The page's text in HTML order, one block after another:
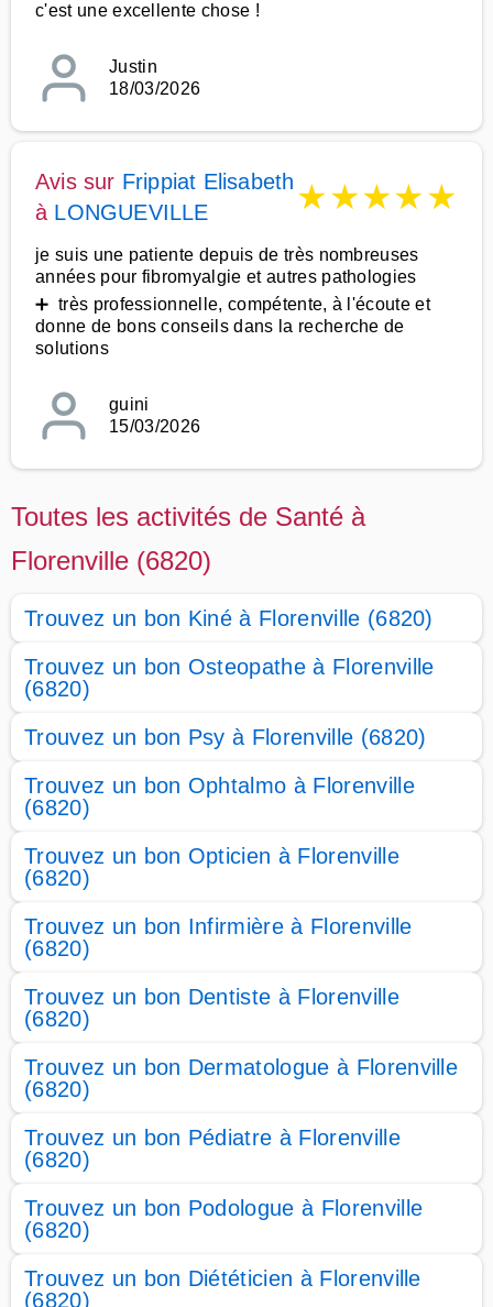
c'est une excellente chose !
Justin
18/03/2026
Avis sur Frippiat Elisabeth
à LONGUEVILLE ★★★★★
je suis une patiente depuis de très nombreuses
années pour fibromyalgie et autres pathologies
➕ très professionnelle, compétente, à l'écoute et
donne de bons conseils dans la recherche de
solutions
guini
15/03/2026
Toutes les activités de Santé à
Florenville (6820)
Trouvez un bon Kiné à Florenville (6820)
Trouvez un bon Osteopathe à Florenville
(6820)
Trouvez un bon Psy à Florenville (6820)
Trouvez un bon Ophtalmo à Florenville
(6820)
Trouvez un bon Opticien à Florenville
(6820)
Trouvez un bon Infirmière à Florenville
(6820)
Trouvez un bon Dentiste à Florenville
(6820)
Trouvez un bon Dermatologue à Florenville
(6820)
Trouvez un bon Pédiatre à Florenville
(6820)
Trouvez un bon Podologue à Florenville
(6820)
Trouvez un bon Diététicien à Florenville
(6820)